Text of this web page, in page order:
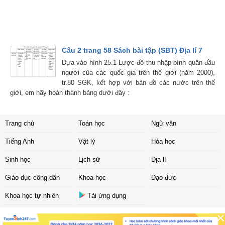
Câu 2 trang 58 Sách bài tập (SBT) Địa lí 7
Dựa vào hình 25.1-Lược đồ thu nhập bình quân đầu
người của các quốc gia trên thế giới (năm 2000),
tr.80 SGK, kết hợp với bản đồ các nước trên thế
giới, em hãy hoàn thành bảng dưới đây :
Trang chủ Toán học Ngữ văn
Tiếng Anh Vật lý Hóa học
Sinh học Lịch sử Địa lí
Giáo dục công dân Khoa học Đạo đức
Khoa học tự nhiên Tải ứng dụng
Chính sách